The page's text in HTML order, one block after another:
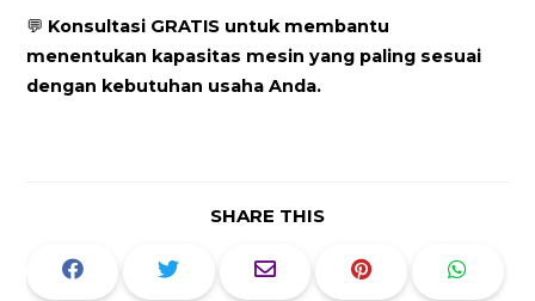
💬 Konsultasi GRATIS untuk membantu
menentukan kapasitas mesin yang paling sesuai
dengan kebutuhan usaha Anda.
SHARE THIS